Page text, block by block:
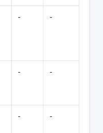
- -
- -
- -